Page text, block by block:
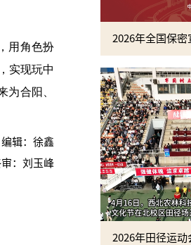
用角色扮
实现玩中
为合阳、
编辑：徐鑫
：刘玉峰
2026年田径运